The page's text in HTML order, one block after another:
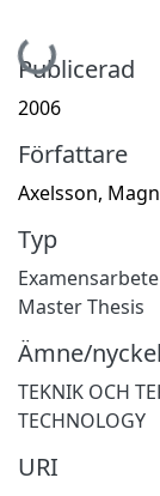
Hämtar...
Publicerad
2006
Författare
Axelsson,
Typ
Master Thesis
Ämne/
TEKNIK OCH
TECHNOLOGY
URI